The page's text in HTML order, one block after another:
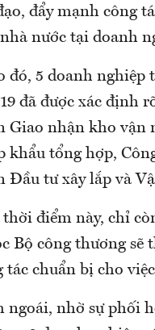
đẩy mạnh công
nước tại doanh
đó, 5 doanh nghiệp
đã được xác định
Giao nhận kho vận
khẩu tổng hợp,
Đầu tư xây lắp và
điểm này, chỉ
Bộ công thương sẽ
tác chuẩn bị cho
ngoái, nhờ sự phối